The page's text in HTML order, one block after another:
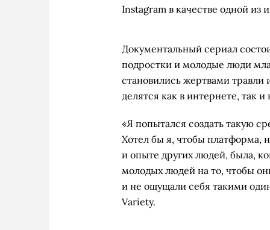
Instagram в качестве одной из
Документальный сериал
подростки и молодые люди
становились жертвами
делятся как в интернете, так
«Я попытался создать такую
Хотел бы я, чтобы платформа,
и опыте других людей, была,
молодых людей на то, чтобы
и не ощущали себя такими
Variety.